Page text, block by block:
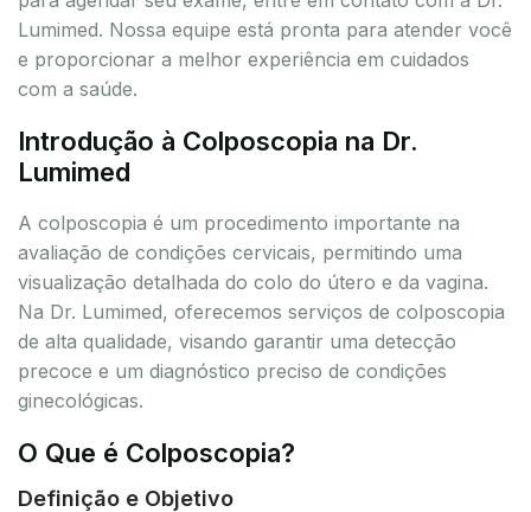
Lumimed. Nossa equipe está pronta para atender você
e proporcionar a melhor experiência em cuidados
com a saúde.
Introdução à Colposcopia na Dr.
Lumimed
A colposcopia é um procedimento importante na
avaliação de condições cervicais, permitindo uma
visualização detalhada do colo do útero e da vagina.
Na Dr. Lumimed, oferecemos serviços de colposcopia
de alta qualidade, visando garantir uma detecção
precoce e um diagnóstico preciso de condições
ginecológicas.
O Que é Colposcopia?
Definição e Objetivo